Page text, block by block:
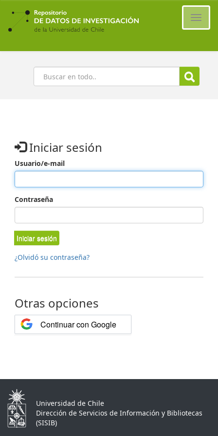
Ir
contenido
principal
Buscar
Iniciar sesión
Usuario/e-mail
Contraseña
Iniciar sesión
¿Olvidó su contraseña?
Otras opciones
Continuar con Google
Universidad de Chile
Dirección de Servicios de Información y Bibliotecas
(SISIB)